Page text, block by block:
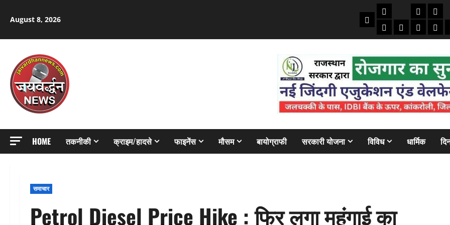
August 8, 2026 Home
तकनीकी
ऑटो
मोबाइल
क्राइम/
अजबबैंक
HOME तकनीकी क्राइम/हादसे फाइनेंस मौसम बायोग्राफी सरकारी योजना विविध धार्मिक
समाचार
Petrol Diesel Price Hike : फिर लगा महंगाई का